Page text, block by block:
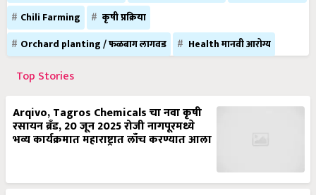
Chili Farming
कृषी प्रक्रिया
Orchard planting / फळबाग लागवड
Health मानवी आरोग्य
Top Stories
Arqivo, Tagros Chemicals चा नवा कृषी
रसायन ब्रँड, 20 जून 2025 रोजी नागपूरमध्ये
भव्य कार्यक्रमात महाराष्ट्रात लाँच करण्यात आला